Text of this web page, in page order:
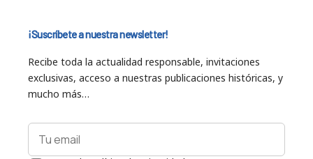
¡Suscríbete a nuestra newsletter!
Recibe toda la actualidad responsable, invitaciones
exclusivas, acceso a nuestras publicaciones históricas, y
mucho más…